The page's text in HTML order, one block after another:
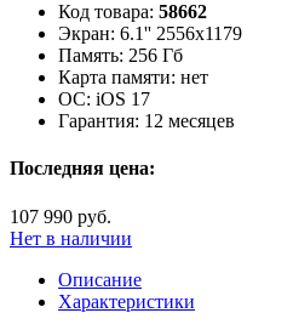
Код товара: 58662
Экран: 6.1'' 2556x1179
Память: 256 Гб
Карта памяти: нет
ОС: iOS 17
Гарантия: 12 месяцев
Последняя цена:
107 990 руб.
Нет в наличии
Описание
Характеристики